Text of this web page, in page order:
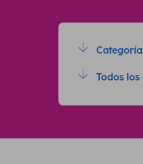
Todos